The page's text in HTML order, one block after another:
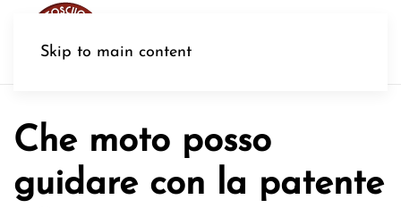
Skip to main content
Che moto posso
guidare con la patente